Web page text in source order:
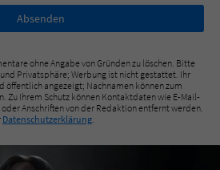
ohne Angabe von Gründen zu löschen. Bitte
Privatsphäre; Werbung ist nicht gestattet. Ihr
öffentlich angezeigt; Nachnamen können zum
Zu Ihrem Schutz können Kontaktdaten wie E-Mail-
Anschriften von der Redaktion entfernt werden.
Datenschutzerklärung